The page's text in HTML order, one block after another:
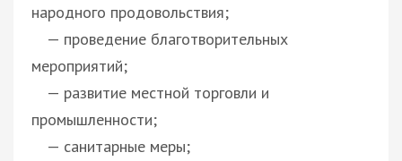
народного продовольствия;
— проведение благотворительных
мероприятий;
— развитие местной торговли и
промышленности;
— санитарные меры;